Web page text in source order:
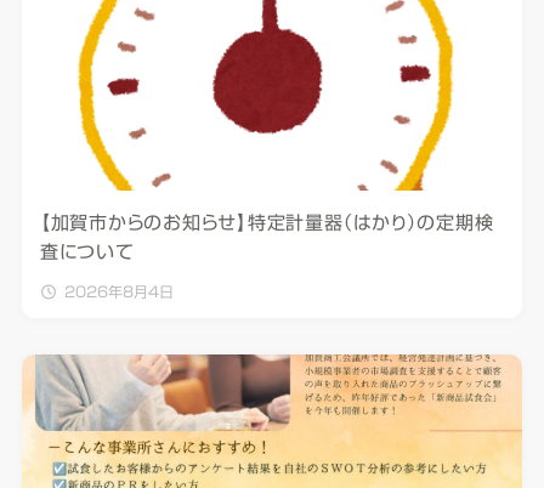
【加賀市からのお知らせ】特定計量器（はかり）の定期検
査について
2026年8月4日